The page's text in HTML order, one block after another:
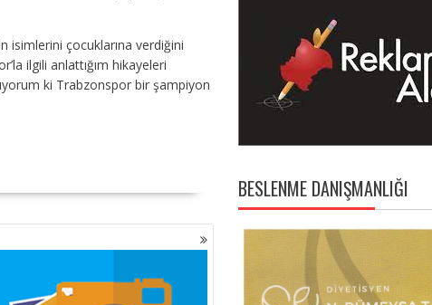
isimlerini çocuklarına verdiğini
ilgili anlattığım hikayeleri
ki Trabzonspor bir şampiyon
BESLENME DANIŞMANLIĞI